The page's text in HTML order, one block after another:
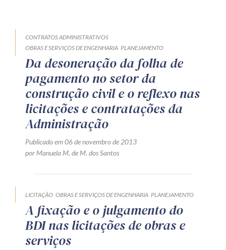
CONTRATOS ADMINISTRATIVOS
OBRAS E SERVIÇOS DE ENGENHARIA PLANEJAMENTO
Da desoneração da folha de
pagamento no setor da
construção civil e o reflexo nas
licitações e contratações da
Administração
Publicado em 06 de novembro de 2013
por Manuela M. de M. dos Santos
LICITAÇÃO OBRAS E SERVIÇOS DE ENGENHARIA PLANEJAMENTO
A fixação e o julgamento do
BDI nas licitações de obras e
serviços